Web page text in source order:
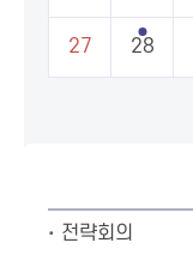
27 28
전략회의